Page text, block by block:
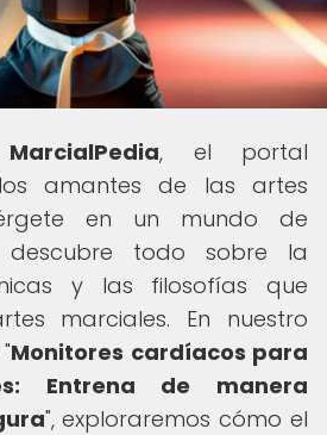
MarcialPedia, el portal
amantes de las artes
en un mundo de
descubre todo sobre la
y las filosofías que
marciales. En nuestro
Monitores cardíacos para
Entrena de manera
", exploraremos cómo el